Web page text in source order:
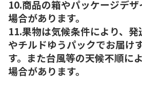
10.商品の箱やパッケージデ
場合があります。
11.果物は気候条件により、
やチルドゆうパックでお届け
す。また台風等の天候不順に
場合があります。